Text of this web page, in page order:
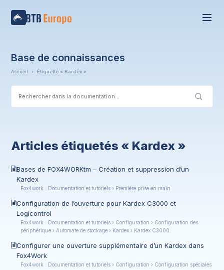
Base de connaissances
Accueil › Étiquette « Kardex »
Articles étiquetés « Kardex »
Bases de FOX4WORKtm – Création et suppression d’un
Kardex
Fox4work : Documentation et tutoriels › Première prise en main
Configuration de l’ouverture pour Kardex C3000 et
Logicontrol
Fox4work : Documentation et tutoriels › Configuration › Configuration des
périphérique › Automate de stockage › Kardex › Kardex C3000
Configurer une ouverture supplémentaire d’un Kardex dans
Fox4Work
Fox4work : Documentation et tutoriels › Configuration › Configuration spéciales